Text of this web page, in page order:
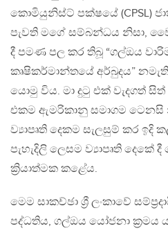
කොමියුනිස්ට් පක්ෂයේ (CPSL)
පැවති මගේ සම්බන්ධය නිසා,
දී පමණ පල කර තිබූ “ගල්ඔය
කෘෂිකර්මාන්තයේ අර්බුදය”
යොමු විය. මා දුටු එක් වැදගත්
එකම ඇමරිකානු සමාගම
ව්‍යාපෘති දෙකම සැලසුම් කර ඉදි
පැහැදිලි ලෙසම ව්‍යාපෘති දෙකේ
ක්‍රියාත්මක කළේය.
මෙම සාකච්ඡා ශ්‍රී ලංකාවේ
පද්ධතිය, ගල්ඔය යෝජනා ක්‍රමය